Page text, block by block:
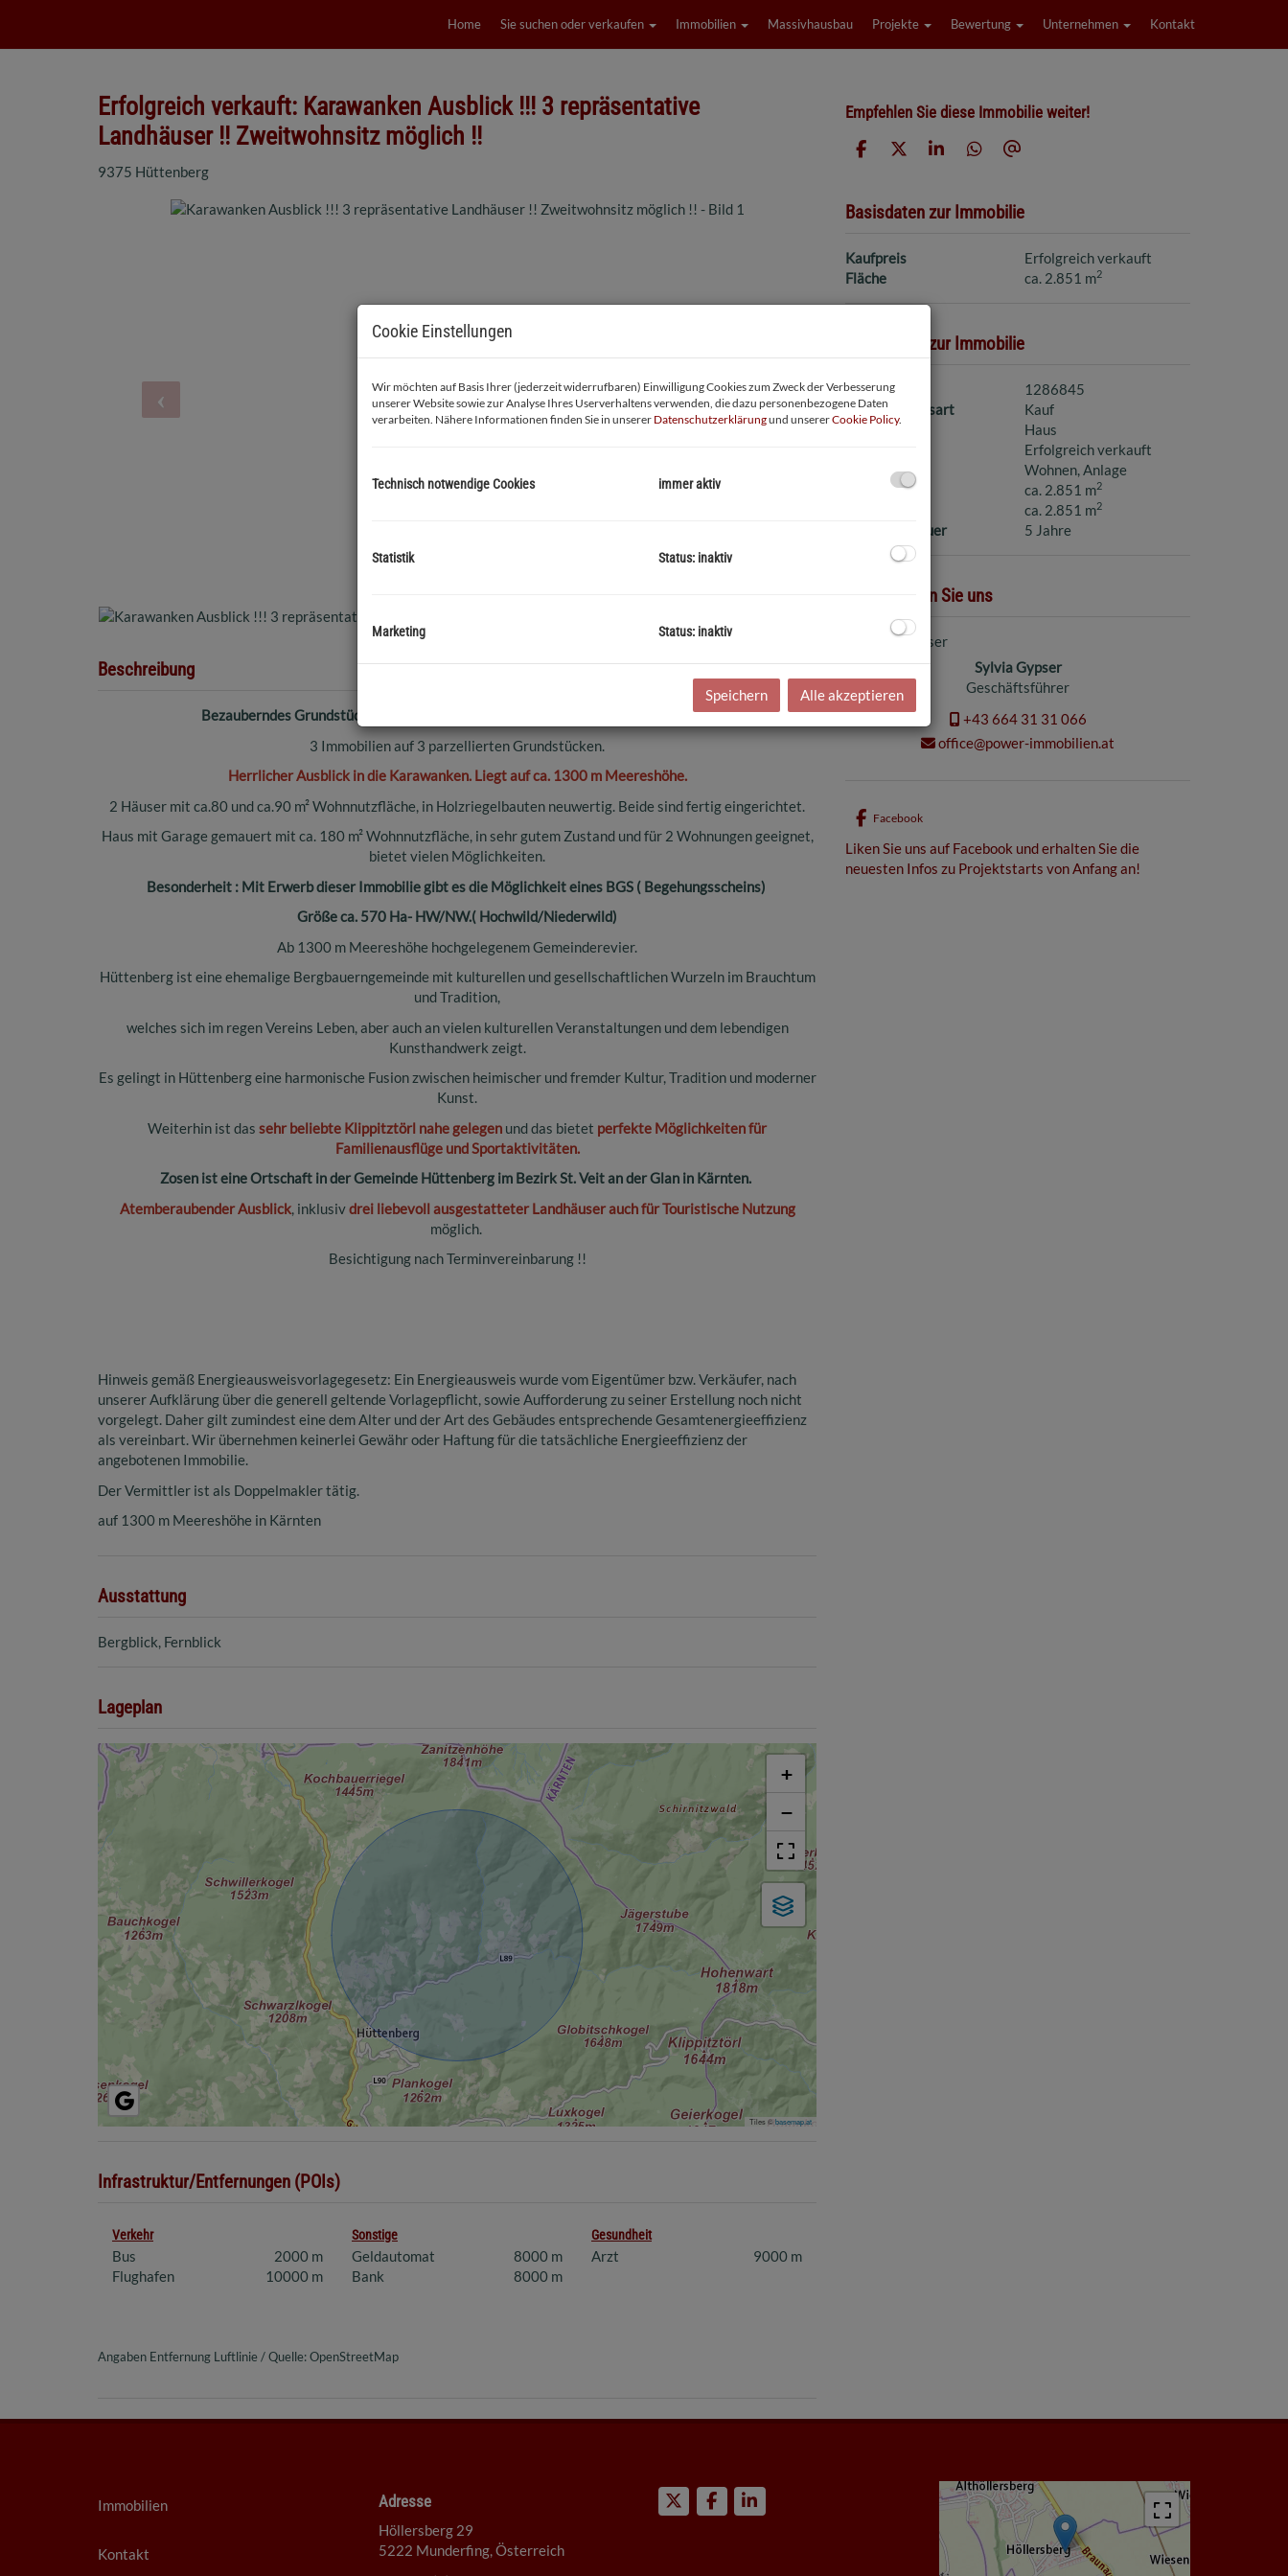
Home Sie suchen oder verkaufen Immobilien Massivhausbau Projekte Bewertung Unternehmen Kontakt
Erfolgreich verkauft: Karawanken Ausblick !!! 3 repräsentative
Landhäuser !! Zweitwohnsitz möglich !!
9375 Hüttenberg
Beschreibung
Bezauberndes Grundstück inkl. drei Landhäusern, mit Zweitwohnsitz Möglichkeit.
3 Immobilien auf 3 parzellierten Grundstücken.
Herrlicher Ausblick in die Karawanken. Liegt auf ca. 1300 m Meereshöhe.
2 Häuser mit ca.80 und ca.90 m² Wohnnutzfläche, in Holzriegelbauten neuwertig. Beide sind fertig eingerichtet.
Haus mit Garage gemauert mit ca. 180 m² Wohnnutzfläche, in sehr gutem Zustand und für 2 Wohnungen geeignet,
bietet vielen Möglichkeiten.
Besonderheit : Mit Erwerb dieser Immobilie gibt es die Möglichkeit eines BGS ( Begehungsscheins)
Größe ca. 570 Ha- HW/NW.( Hochwild/Niederwild)
Ab 1300 m Meereshöhe hochgelegenem Gemeinderevier.
Hüttenberg ist eine ehemalige Bergbauerngemeinde mit kulturellen und gesellschaftlichen Wurzeln im Brauchtum
und Tradition,
welches sich im regen Vereins Leben, aber auch an vielen kulturellen Veranstaltungen und dem lebendigen
Kunsthandwerk zeigt.
Es gelingt in Hüttenberg eine harmonische Fusion zwischen heimischer und fremder Kultur, Tradition und moderner
Kunst.
Weiterhin ist das sehr beliebte Klippitztörl nahe gelegen und das bietet perfekte Möglichkeiten für
Familienausflüge und Sportaktivitäten.
Zosen ist eine Ortschaft in der Gemeinde Hüttenberg im Bezirk St. Veit an der Glan in Kärnten.
Atemberaubender Ausblick, inklusivdrei liebevoll ausgestatteter Landhäuser auch für Touristische Nutzung
möglich.
Besichtigung nach Terminvereinbarung !!
Hinweis gemäß Energieausweisvorlagegesetz: Ein Energieausweis wurde vom Eigentümer bzw. Verkäufer, nach
unserer Aufklärung über die generell geltende Vorlagepflicht, sowie Aufforderung zu seiner Erstellung noch nicht
vorgelegt. Daher gilt zumindest eine dem Alter und der Art des Gebäudes entsprechende Gesamtenergieeffizienz
als vereinbart. Wir übernehmen keinerlei Gewähr oder Haftung für die tatsächliche Energieeffizienz der
angebotenen Immobilie.
Der Vermittler ist als Doppelmakler tätig.
auf 1300 m Meereshöhe in Kärnten
Ausstattung
Bergblick Fernblick
Lageplan
+
−
Tiles ©basemap.at
Infrastruktur/Entfernungen (POIs)
Verkehr
Bus
2000 m
Flughafen
10000 m
Sonstige
Geldautomat
8000 m
Bank
8000 m
Gesundheit
Arzt 9000 m
Angaben Entfernung Luftlinie / Quelle: OpenStreetMap
Empfehlen Sie diese Immobilie weiter!
Basisdaten zur Immobilie
Kaufpreis
Erfolgreich verkauft
Fläche
ca. 2.851 m2
Basisdaten zur Immobilie
Objektnr.
1286845
Vermarktungsart
Kauf
Objektart
Haus
Erfolgreich verkauft
Nutzungsart
Wohnen Anlage
ca. 2.851 m2
ca. 2.851 m2
Max. Mietdauer 5 Jahre
Kontaktieren Sie uns
Sylvia Gypser
Geschäftsführer
+43 664 31 31 066
office@power-immobilien.at
Facebook
Liken Sie uns auf Facebook und erhalten Sie die
neuesten Infos zu Projektstarts von Anfang an!
Immobilien
Kontakt
Adresse
Höllersberg 29
5222 Munderfing, Österreich
Cookie Einstellungen
Wir möchten auf Basis Ihrer (jederzeit widerrufbaren) Einwilligung Cookies zum Zweck der Verbesserung
unserer Website sowie zur Analyse Ihres Userverhaltens verwenden, die dazu personenbezogene Daten
verarbeiten. Nähere Informationen finden Sie in unserer Datenschutzerklärungund unsererCookie Policy.
Technisch notwendige Cookies immer aktiv
Statistik Status: inaktiv
Marketing Status: inaktiv
Speichern Alle akzeptieren